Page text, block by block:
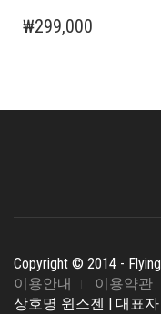
₩299,000
Copyright © 2014 -
이용안내
이용약관
상호명 윈스젠 | 대표